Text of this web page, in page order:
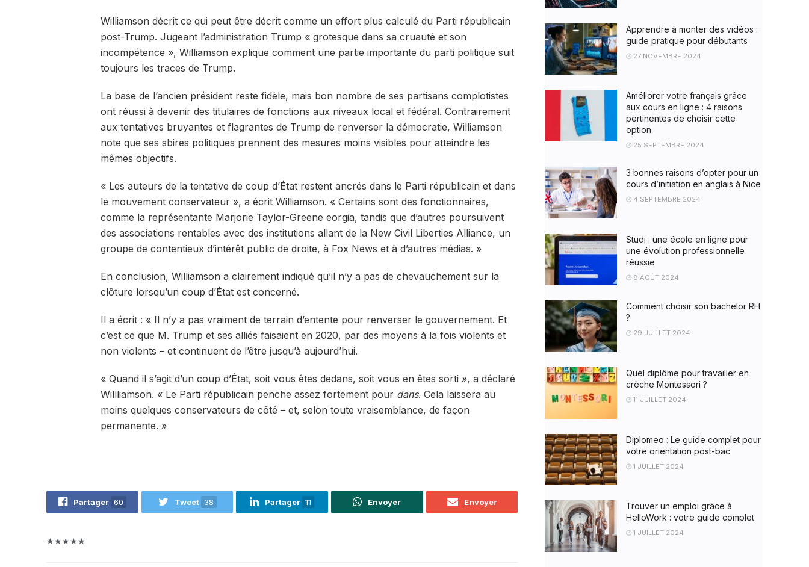
Williamson décrit ce qui peut être décrit comme un effort plus calculé du Parti républicain
post-Trump. Jugeant l’administration Trump « grotesque dans sa cruauté et son
incompétence », Williamson explique comment une partie importante du parti politique suit
toujours les traces de Trump.
La base de l’ancien président reste fidèle, mais bon nombre de ses partisans complotistes
ont réussi à devenir des titulaires de fonctions aux niveaux local et fédéral. Contrairement
aux tentatives bruyantes et flagrantes de Trump de renverser la démocratie, Williamson
note que ses sbires politiques prennent des mesures moins visibles pour atteindre les
mêmes objectifs.
« Les auteurs de la tentative de coup d’État restent ancrés dans le Parti républicain et dans
le mouvement conservateur », a écrit Williamson. « Certains sont des fonctionnaires,
comme la représentante Marjorie Taylor-Greene eorgia, tandis que d’autres poursuivent
des associations rentables avec des institutions allant de la New Civil Liberties Alliance, un
groupe de contentieux d’intérêt public de droite, à Fox News et à d’autres médias. »
En conclusion, Williamson a clairement indiqué qu’il n’y a pas de chevauchement sur la
clôture lorsqu’un coup d’État est concerné.
Il a écrit : « Il n’y a pas vraiment de terrain d’entente pour renverser le gouvernement. Et
c’est ce que M. Trump et ses alliés faisaient en 2020, par des moyens à la fois violents et
non violents – et continuent de l’être jusqu’à aujourd’hui.
« Quand il s’agit d’un coup d’État, soit vous êtes dedans, soit vous en êtes sorti », a déclaré
Willliamson. « Le Parti républicain penche assez fortement pour dans. Cela laissera au
moins quelques conservateurs de côté – et, selon toute vraisemblance, de façon
permanente. »
Partager 60 Tweet 38 Partager 11 Envoyer Envoyer
★★★★★
Apprendre à monter des vidéos :
guide pratique pour débutants
27 NOVEMBRE 2024
Améliorer votre français grâce
aux cours en ligne : 4 raisons
pertinentes de choisir cette
option
25 SEPTEMBRE 2024
3 bonnes raisons d’opter pour un
cours d’initiation en anglais à Nice
4 SEPTEMBRE 2024
Studi : une école en ligne pour
une évolution professionnelle
réussie
8 AOÛT 2024
Comment choisir son bachelor RH
?
29 JUILLET 2024
Quel diplôme pour travailler en
crèche Montessori ?
11 JUILLET 2024
Diplomeo : Le guide complet pour
votre orientation post-bac
1 JUILLET 2024
Trouver un emploi grâce à
HelloWork : votre guide complet
1 JUILLET 2024